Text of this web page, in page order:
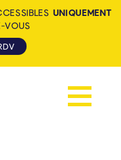
Afficher la
UNIQUEMENT
VOUS